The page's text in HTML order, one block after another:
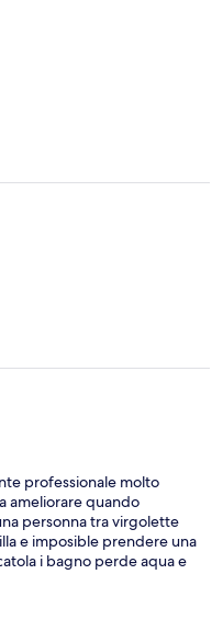
professionale molto
ameliorare quando
personna tra virgolette
e imposible prendere una
i bagno perde aqua e